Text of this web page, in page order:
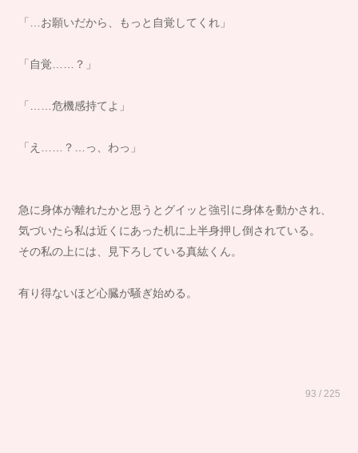
「…お願いだから、もっと自覚してくれ」
「自覚……？」
「……危機感持てよ」
「え……？…っ、わっ」
急に身体が離れたかと思うとグイッと強引に身体を動かされ、
気づいたら私は近くにあった机に上半身押し倒されている。
その私の上には、見下ろしている真紘くん。
有り得ないほど心臓が騒ぎ始める。
93 / 225